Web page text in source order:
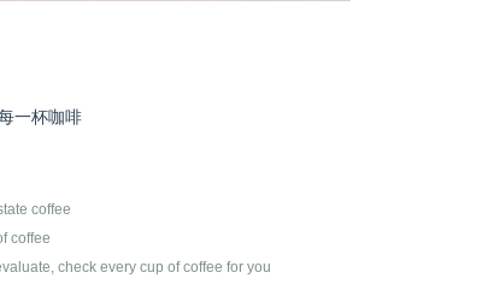
一杯咖啡
coffee
coffee
check every cup of coffee for you